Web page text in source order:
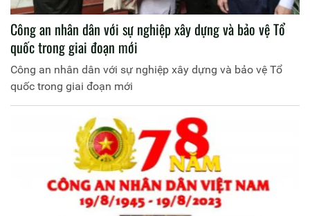
Công an nhân dân với sự nghiệp xây dựng và bảo vệ Tổ
quốc trong giai đoạn mới
Công an nhân dân với sự nghiệp xây dựng và bảo vệ Tổ
quốc trong giai đoạn mới